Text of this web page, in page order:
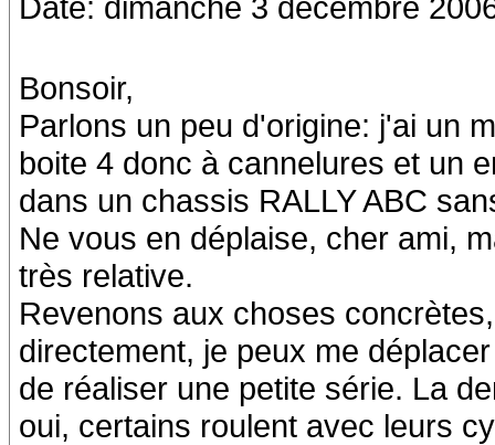
Bonsoir,
Parlons un peu d'origine: j'ai un
boite 4 donc à cannelures et un
dans un chassis RALLY ABC
Ne vous en déplaise, cher ami,
très relative.
Revenons aux choses
directement, je peux me
de réaliser une petite série. La
oui, certains roulent avec leurs